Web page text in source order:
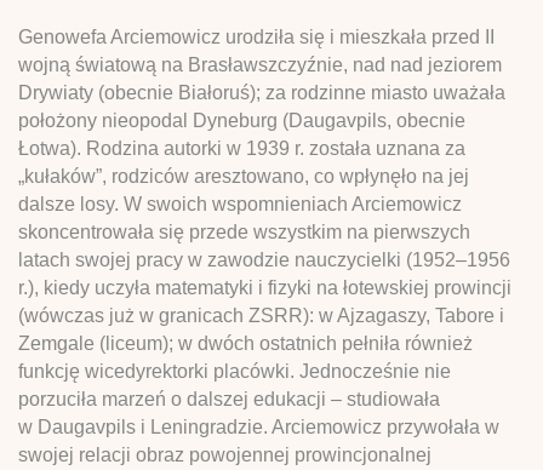
Genowefa Arciemowicz urodziła się i mieszkała przed II
wojną światową na Brasławszczyźnie, nad nad jeziorem
Drywiaty (obecnie Białoruś); za rodzinne miasto uważała
położony nieopodal Dyneburg (Daugavpils, obecnie
Łotwa). Rodzina autorki w 1939 r. została uznana za
„kułaków”, rodziców aresztowano, co wpłynęło na jej
dalsze losy. W swoich wspomnieniach Arciemowicz
skoncentrowała się przede wszystkim na pierwszych
latach swojej pracy w zawodzie nauczycielki (1952–1956
r.), kiedy uczyła matematyki i fizyki na łotewskiej prowincji
(wówczas już w granicach ZSRR): w Ajzagaszy, Tabore i
Zemgale (liceum); w dwóch ostatnich pełniła również
funkcję wicedyrektorki placówki. Jednocześnie nie
porzuciła marzeń o dalszej edukacji – studiowała
w Daugavpils i Leningradzie. Arciemowicz przywołała w
swojej relacji obraz powojennej prowincjonalnej